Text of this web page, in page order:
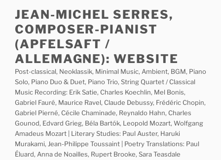
content
JEAN-MICHEL SERRES,
COMPOSER-PIANIST
(APFELSAFT /
ALLEMAGNE): WEBSITE
Post-classical, Neoklassik, Minimal Music, Ambient, BGM, Piano
Solo, Piano Duo & Duet, Piano Trio, String Quartet / Classical
Music Recording: Erik Satie, Charles Koechlin, Mel Bonis,
Gabriel Fauré, Maurice Ravel, Claude Debussy, Frédéric Chopin,
Gabriel Pierné, Cécile Chaminade, Reynaldo Hahn, Charles
Gounod, Edvard Grieg, Béla Bartók, Leopold Mozart, Wolfgang
Amadeus Mozart | Literary Studies: Paul Auster, Haruki
Murakami, Jean-Philippe Toussaint | Poetry Translations: Paul
Éluard, Anna de Noailles, Rupert Brooke, Sara Teasdale